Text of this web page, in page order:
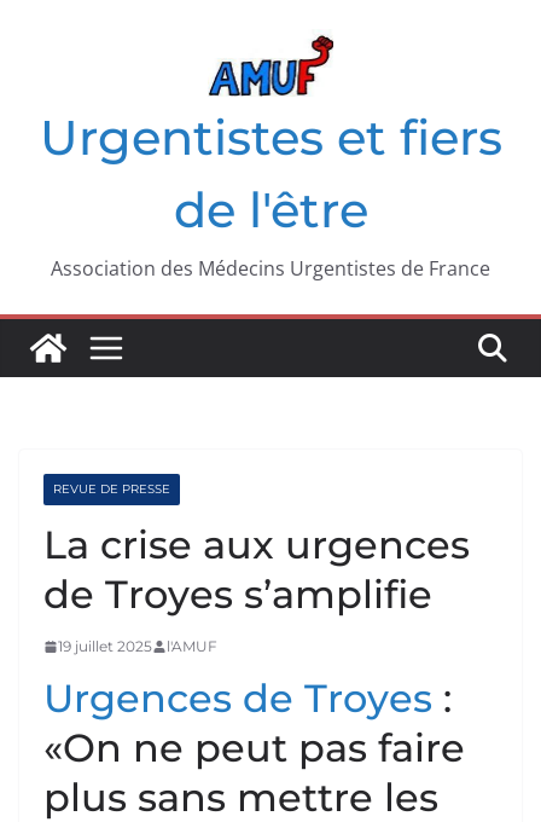
Urgentistes et fiers
de l'être
Association des Médecins Urgentistes de France
REVUE DE PRESSE
La crise aux urgences
de Troyes s’amplifie
19 juillet 2025 l'AMUF
Urgences de Troyes :
«On ne peut pas faire
plus sans mettre les